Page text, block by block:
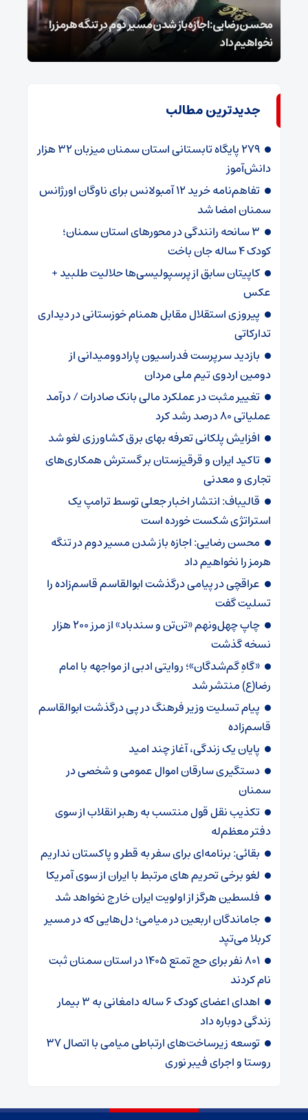
محسن رضایی: اجازه باز شدن مسیر دوم در تنگه هرمز را
نخواهیم داد
جدیدترین مطالب
۲۷۹ پایگاه تابستانی استان سمنان میزبان ۳۲ هزار
دانش‌آموز
تفاهم‌نامه خرید ۱۲ آمبولانس برای ناوگان اورژانس
سمنان امضا شد
۳ سانحه رانندگی در محورهای استان سمنان؛
کودک ۴ ساله جان باخت
کاپیتان سابق از پرسپولیسی‌ها حلالیت طلبید +
عکس
پیروزی استقلال مقابل همنام خوزستانی در دیداری
تدارکاتی
بازدید سرپرست فدراسیون پارادوومیدانی از
دومین اردوی تیم ملی مردان
تغییر مثبت در عملکرد مالی بانک صادرات / درآمد
عملیاتی ۸۰ درصد رشد کرد
افزایش پلکانی تعرفه بهای برق کشاورزی لغو شد
تاکید ایران و قرقیزستان بر گسترش همکاری‌های
تجاری و معدنی
قالیباف: انتشار اخبار جعلی توسط ترامپ یک
استراتژی شکست خورده است
محسن رضایی: اجازه باز شدن مسیر دوم در تنگه
هرمز را نخواهیم داد
عراقچی در پیامی درگذشت ابوالقاسم قاسم‌زاده را
تسلیت گفت
چاپ چهل‌ونهم «تن‌تن و سندباد» از مرز ۲۰۰ هزار
نسخه گذشت
«گاهِ گم‌شدگان»؛ روایتی ادبی از مواجهه با امام
رضا(ع) منتشر شد
پیام تسلیت وزیر فرهنگ در پی درگذشت ابوالقاسم
قاسم‌زاده
پایان یک زندگی، آغاز چند امید
دستگیری سارقان اموال عمومی و شخصی در
سمنان
تکذیب نقل قول منتسب به رهبر انقلاب از سوی
دفتر معظم‌له
بقائی: برنامه‌ای برای سفر به قطر و پاکستان نداریم
لغو برخی تحریم های مرتبط با ایران از سوی آمریکا
فلسطین هرگز از اولویت ایران خارج نخواهد شد
جاماندگان اربعین در میامی؛ دل‌هایی که در مسیر
کربلا می‌تپد
۸۰۱ نفر برای حج تمتع ۱۴۰۵ در استان سمنان ثبت
نام کردند
اهدای اعضای کودک ۶ ساله دامغانی به ۳ بیمار
زندگی دوباره داد
توسعه زیرساخت‌های ارتباطی میامی با اتصال ۳۷
روستا و اجرای فیبر نوری